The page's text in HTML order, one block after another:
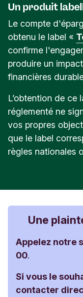
Un produit
Le compte
obtenu le label «
confirme
produire un
financières
L’obtention de ce
réglementé ne
vos propres
que le label
règles nationales
Une
Appelez notre
00.
Si vous le
contacter